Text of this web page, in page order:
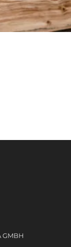
GMBH